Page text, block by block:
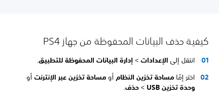
كيفية حذف البيانات المحفوظة من جهاز PS4
انتقل إلىالإعدادات>إدارة البيانات المحفوظة للتطبيق.
اختر إمّامساحة تخزين النظامأومساحة تخزين عبر الإنترنتأو
وحدة تخزين USB
>حذف.